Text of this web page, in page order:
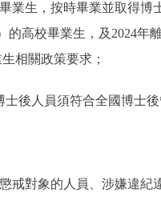
生，按時畢業並取得博
高校畢業生，及2024年
相關政策要求；
人員須符合全國博士後
對象的人員、涉嫌違紀